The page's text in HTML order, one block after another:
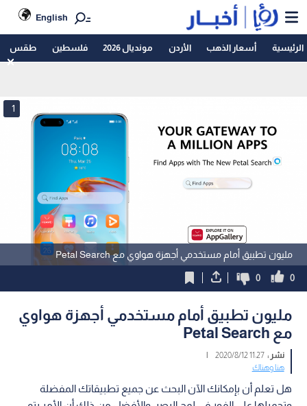
English
الرئيسية أسعار الذهب الأردن مونديال 2026 فلسطين طقس
مليون تطبيق أمام مستخدمي أجهزة هواوي مع Petal Search
1
0
0
مليون تطبيق أمام مستخدمي أجهزة هواوي
مع Petal Search
نشر :11:27 2020/8/12
|
هنا وهناك
هل تعلم أن بإمكانك الآن البحث عن جميع تطبيقاتك المفضلة